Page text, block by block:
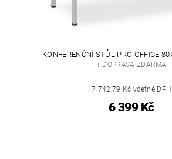
KONFERENČNÍ STŮL PRO OFFICE
+ DOPRAVA ZDARMA
7 742,79 Kč včetně DPH
6 399 Kč